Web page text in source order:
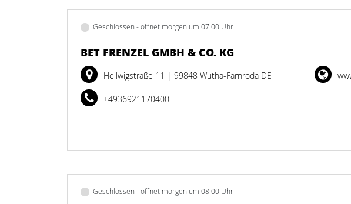
Geschlossen - öffnet morgen um 07:00 Uhr
BET FRENZEL GMBH & CO. KG
Hellwigstraße 11 | 99848 Wutha-Farnroda DE
+4936921170400
Geschlossen - öffnet morgen um 08:00 Uhr